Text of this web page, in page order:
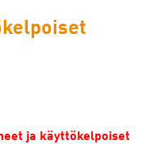
ja käyttökelpoiset